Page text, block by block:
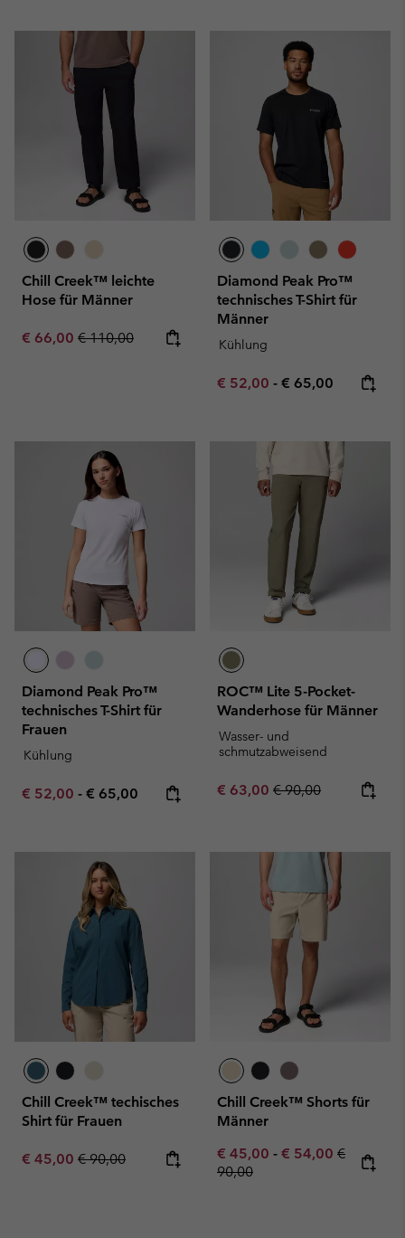
Chill Creek™ leichte
Hose für Männer
Sale price:
€ 66,00 Regular price:
€ 110,00
Diamond Peak Pro™
technisches T-Shirt für
Männer
Kühlung
Minimum sale price:
€ 52,00 - Maximum price:
€ 65,00
Diamond Peak Pro™
technisches T-Shirt für
Frauen
Kühlung
Minimum sale price:
€ 52,00 - Maximum price:
€ 65,00
ROC™ Lite 5-Pocket-
Wanderhose für Männer
Wasser- und
schmutzabweisend
Sale price:
€ 63,00 Regular price:
€ 90,00
Chill Creek™ techisches
Shirt für Frauen
Sale price:
€ 45,00 Regular price:
€ 90,00
Chill Creek™ Shorts für
Männer
Minimum sale price:
€ 45,00 - Maximum sale
€ 54,00 Regular
€
90,00